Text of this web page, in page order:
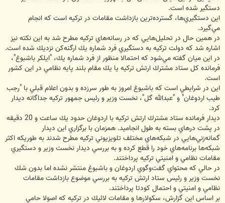
دستگير شده است.
اين دستگيري‌ها، گسترده‌ترين بازداشت مقامات در تركيه است كه انجام
مي‌گيرد.
در همين حال در تحليل‌هايي كه در رسانه‌هاي تركيه مطرح شد به اين نكته نيز
اشاره شد كه دولت تركيه به دستگيري فرد شماره يك ارگنه‌كن نزديك شده است.
در اين ميان گفته مي‌شود كه احتمالا منظور از فرد شماره يك، "ايلكر باشبوغ"،
فرمانده كل ستاد مشترك ارتش تركيه يا يك مقام بلند پايه نظامي در اين كشور
است.
اين در شرايطي است كه باشبوغ امروز به طور سرزده و بدون اعلام قبلي با "رجب
طيب اردوغان" و "عبدالله گل"، نخست وزير و رئيس جمهور تركيه جداگانه ديدار
كرد.
ديدار فرمانده ستاد مشترك ارتش تركيه با اردوغان حدود يك ساعت و 20 دقيقه
در پشت درهاي بسته به طول انجاميد. همزمان با برگزاري اين ديدار
گمانه‌زني‌هايي در شبكه‌هاي مختلف تلويزيوني تركيه مطرح شدند به طوريكه اكثر
شبكه‌ها برنامه‌هاي خود را قطع كرده و به بررسي ديدار نخست وزير و دستگيري
مقامات نظامي و امنيتي تركيه پرداختند.
در حالي كه محتواي گفت‌و‌گوي اردوغان و باشبوغ منتشر نشده اما بدون شك
نخست وزير و رئيس ستاد ارتش تركيه به بررسي موضوع بازداشت مقامات
نظامي و امنيتي و احتمال كودتا پرداختند.
بر اساس اين گزارش، سكولارها و مقامات لائيك در تركيه كه اصولا حامي